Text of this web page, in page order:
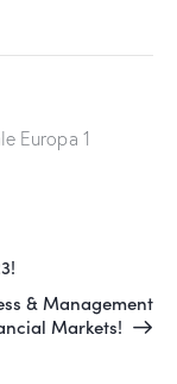
Europa 1
& Management
Markets!